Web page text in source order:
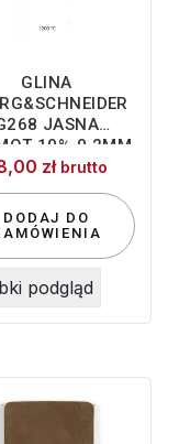
GLINA
JASNA
10% 0,2MM
zł brutto
DODAJ DO
podgląd